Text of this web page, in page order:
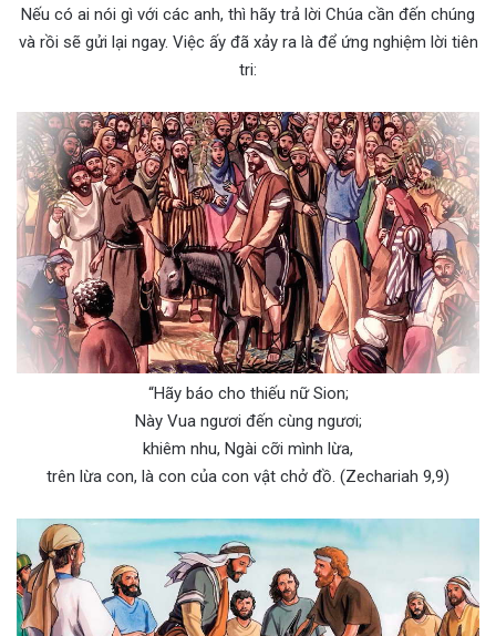
Nếu có ai nói gì với các anh, thì hãy trả lời Chúa cần đến chúng
và rồi sẽ gửi lại ngay. Việc ấy đã xảy ra là để ứng nghiệm lời tiên
tri:
“Hãy báo cho thiếu nữ Sion;
Này Vua ngươi đến cùng ngươi;
khiêm nhu, Ngài cỡi mình lừa,
trên lừa con, là con của con vật chở đồ. (Zechariah 9,9)